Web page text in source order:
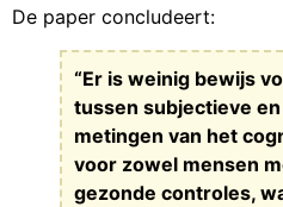
De paper concludeert:
“Er is weinig bewijs
tussen subjectieve
metingen van het
voor zowel mensen
gezonde controles,